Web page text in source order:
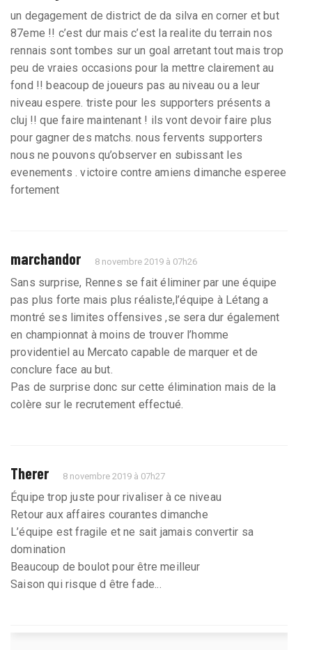
un degagement de district de da silva en corner et but
87eme !! c’est dur mais c’est la realite du terrain nos
rennais sont tombes sur un goal arretant tout mais trop
peu de vraies occasions pour la mettre clairement au
fond !! beacoup de joueurs pas au niveau ou a leur
niveau espere. triste pour les supporters présents a
cluj !! que faire maintenant ! ils vont devoir faire plus
pour gagner des matchs. nous fervents supporters
nous ne pouvons qu’observer en subissant les
evenements . victoire contre amiens dimanche esperee
fortement
marchandor 8 novembre 2019 à 07h26
Sans surprise, Rennes se fait éliminer par une équipe
pas plus forte mais plus réaliste,l’équipe à Létang a
montré ses limites offensives ,se sera dur également
en championnat à moins de trouver l’homme
providentiel au Mercato capable de marquer et de
conclure face au but.
Pas de surprise donc sur cette élimination mais de la
colère sur le recrutement effectué.
Therer 8 novembre 2019 à 07h27
Équipe trop juste pour rivaliser à ce niveau
Retour aux affaires courantes dimanche
L’équipe est fragile et ne sait jamais convertir sa
domination
Beaucoup de boulot pour être meilleur
Saison qui risque d être fade...